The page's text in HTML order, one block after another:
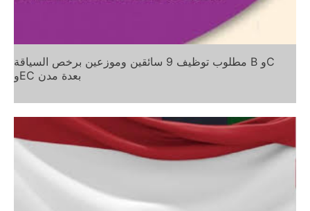
مطلوب توظيف 9 سائقين وموزعين برخص السياقة B وC
وEC بعدة مدن